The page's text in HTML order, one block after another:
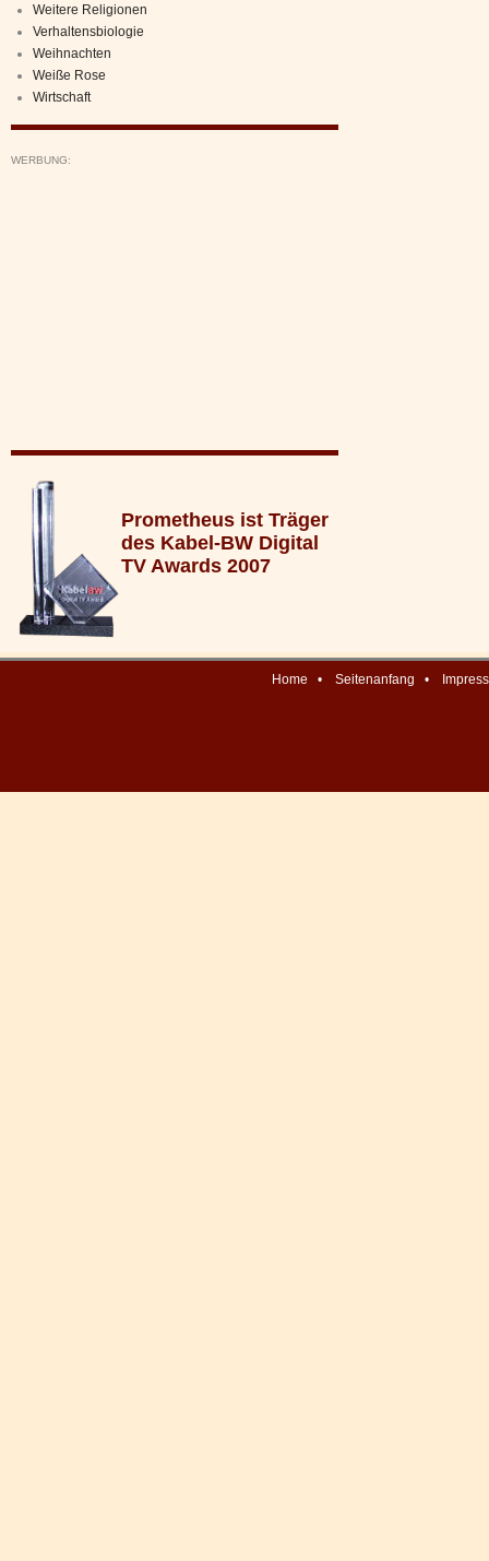
Weitere Religionen
Verhaltensbiologie
Weihnachten
Weiße Rose
Wirtschaft
WERBUNG:
Prometheus ist Träger
des Kabel-BW Digital
TV Awards 2007
Home • Seitenanfang •